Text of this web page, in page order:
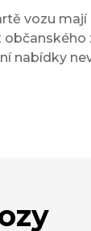
vozu
nabídky